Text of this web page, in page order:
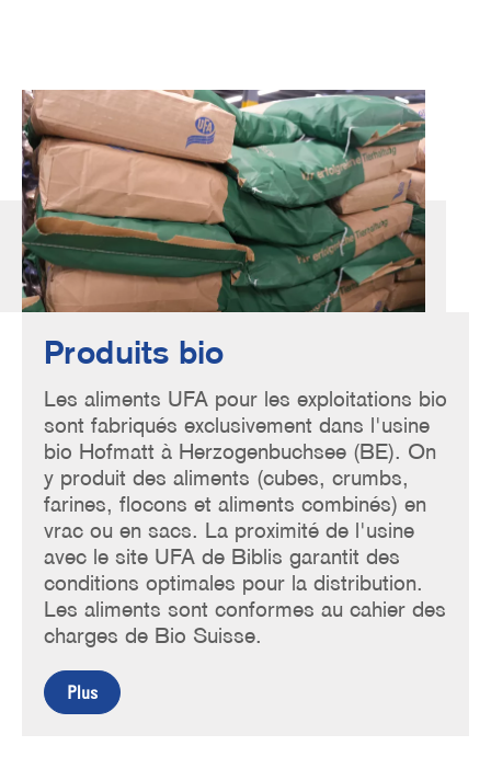
Image
Produits bio
Les aliments UFA pour les exploitations bio
sont fabriqués exclusivement dans l'usine
bio Hofmatt à Herzogenbuchsee (BE). On
y produit des aliments (cubes, crumbs,
farines, flocons et aliments combinés) en
vrac ou en sacs. La proximité de l'usine
avec le site UFA de Biblis garantit des
conditions optimales pour la distribution.
Les aliments sont conformes au cahier des
charges de Bio Suisse.
Plus